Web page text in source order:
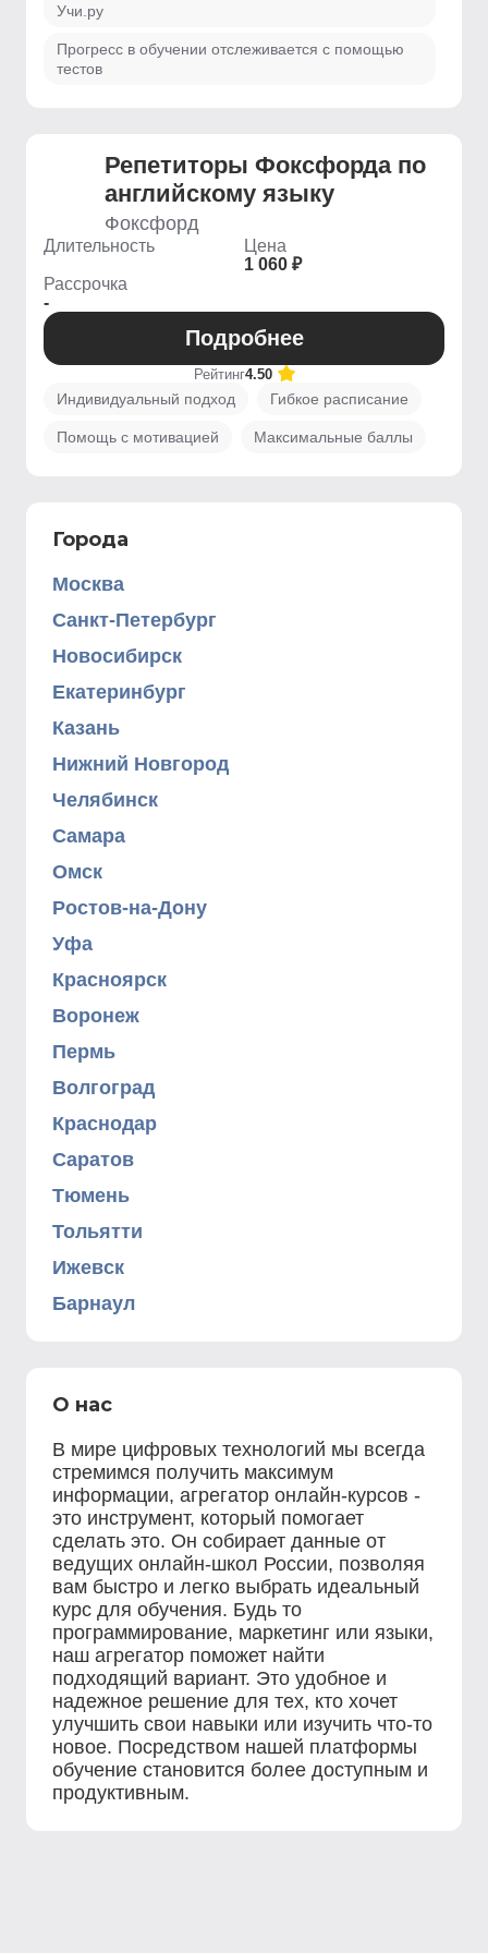
Учи.ру
Прогресс в обучении отслеживается с помощью
тестов
Репетиторы Фоксфорда по
английскому языку
Фоксфорд
Длительность
Цена
1 060 ₽
Рассрочка
-
Подробнее
Рейтинг4.50
Индивидуальный подход Гибкое расписание
Помощь с мотивацией Максимальные баллы
Города
Москва
Санкт-Петербург
Новосибирск
Екатеринбург
Казань
Нижний Новгород
Челябинск
Самара
Омск
Ростов-на-Дону
Уфа
Красноярск
Воронеж
Пермь
Волгоград
Краснодар
Саратов
Тюмень
Тольятти
Ижевск
Барнаул
О нас
В мире цифровых технологий мы всегда
стремимся получить максимум
информации, агрегатор онлайн-курсов -
это инструмент, который помогает
сделать это. Он собирает данные от
ведущих онлайн-школ России, позволяя
вам быстро и легко выбрать идеальный
курс для обучения. Будь то
программирование, маркетинг или языки,
наш агрегатор поможет найти
подходящий вариант. Это удобное и
надежное решение для тех, кто хочет
улучшить свои навыки или изучить что-то
новое. Посредством нашей платформы
обучение становится более доступным и
продуктивным.